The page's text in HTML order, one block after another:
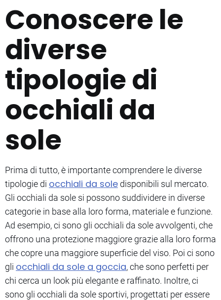
Conoscere le
diverse
tipologie di
occhiali da
sole
Prima di tutto, è importante comprendere le diverse
tipologie di occhiali da sole disponibili sul mercato.
Gli occhiali da sole si possono suddividere in diverse
categorie in base alla loro forma, materiale e funzione.
Ad esempio, ci sono gli occhiali da sole avvolgenti, che
offrono una protezione maggiore grazie alla loro forma
che copre una maggiore superficie del viso. Poi ci sono
gli occhiali da sole a goccia, che sono perfetti per
chi cerca un look più elegante e raffinato. Inoltre, ci
sono gli occhiali da sole sportivi, progettati per essere